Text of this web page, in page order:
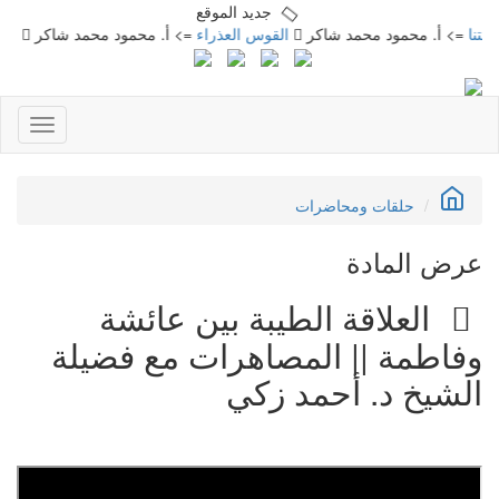
جديد الموقع
القوس العذراء => أ. محمود محمد شاكر => أ. محمود محمد شاكر
حلقات ومحاضرات
عرض المادة
العلاقة الطيبة بين عائشة
وفاطمة || المصاهرات مع فضيلة
الشيخ د. أحمد زكي